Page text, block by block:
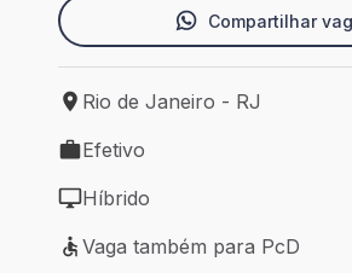
Compartilhar
Local de trabalho: Rio de
Rio de Janeiro - RJ
Tipo de vaga: Efetivo
Efetivo
Modelo de trabalho: Híbrido
Híbrido
Vaga também para PcD
Vaga também para PcD